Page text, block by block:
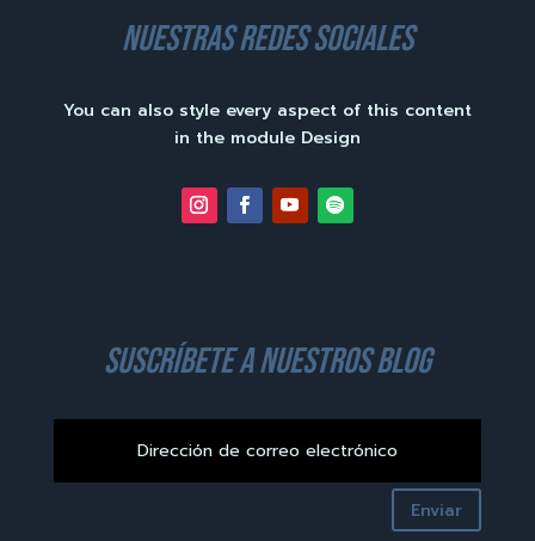
nuestras redes sociales
You can also style every aspect of this content
in the module Design
suscríbete a nuestros blog
Enviar